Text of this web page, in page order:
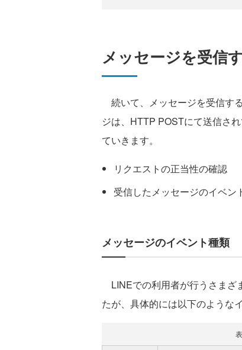
メッセージを受信
続いて、メッセージを受信す
ジは、HTTP POSTにて送信さ
ていきます。
リクエストの正当性の確認
受信したメッセージのイベン
メッセージのイベント種類
LINEでの利用者が行うさまざ
たが、具体的には以下のような